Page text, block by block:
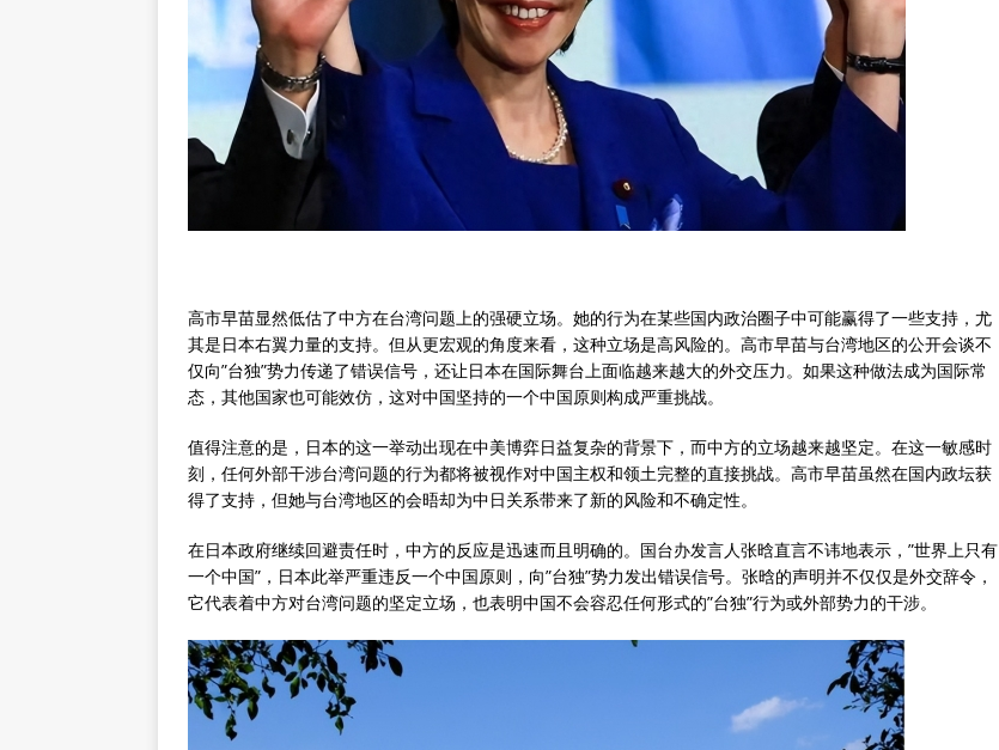
高市早苗显然低估了中方在台湾问题上的强硬立场。她的行为在某些国内政治圈子中可能赢得了一些支持，尤
其是日本右翼力量的支持。但从更宏观的角度来看，这种立场是高风险的。高市早苗与台湾地区的公开会谈不
仅向”台独”势力传递了错误信号，还让日本在国际舞台上面临越来越大的外交压力。如果这种做法成为国际常
态，其他国家也可能效仿，这对中国坚持的一个中国原则构成严重挑战。
值得注意的是，日本的这一举动出现在中美博弈日益复杂的背景下，而中方的立场越来越坚定。在这一敏感时
刻，任何外部干涉台湾问题的行为都将被视作对中国主权和领土完整的直接挑战。高市早苗虽然在国内政坛获
得了支持，但她与台湾地区的会晤却为中日关系带来了新的风险和不确定性。
在日本政府继续回避责任时，中方的反应是迅速而且明确的。国台办发言人张晗直言不讳地表示，”世界上只有
一个中国”，日本此举严重违反一个中国原则，向”台独”势力发出错误信号。张晗的声明并不仅仅是外交辞令，
它代表着中方对台湾问题的坚定立场，也表明中国不会容忍任何形式的”台独”行为或外部势力的干涉。